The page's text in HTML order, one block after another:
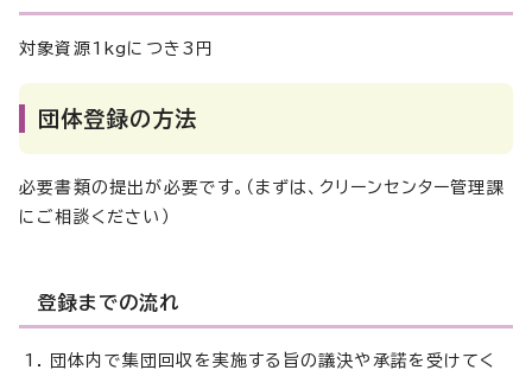
対象資源1kgにつき3円
団体登録の方法
必要書類の提出が必要です。（まずは、クリーンセンター管理課
にご相談ください）
登録までの流れ
団体内で集団回収を実施する旨の議決や承諾を受けてく